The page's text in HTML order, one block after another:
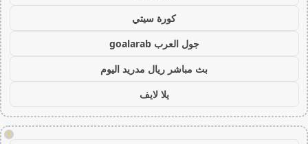
كورة سيتي
جول العرب goalarab
بث مباشر ريال مدريد اليوم
يلا لايف
!